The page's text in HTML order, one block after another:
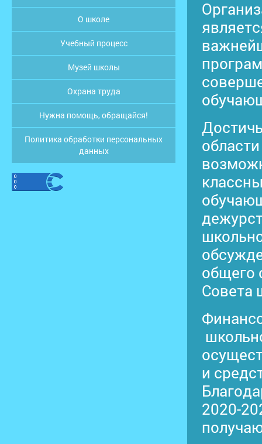
О школе
Учебный процесс
Музей школы
Охрана труда
Нужна помощь, обращайся!
Политика обработки персональных
данных
общего
Совета
и
2020-